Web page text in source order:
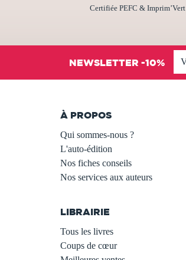
Certifiée PEFC & Imprim’Vert
NEWSLETTER -10%
À PROPOS
Qui sommes-nous ?
L'auto-édition
Nos fiches conseils
Nos services aux auteurs
LIBRAIRIE
Tous les livres
Coups de cœur